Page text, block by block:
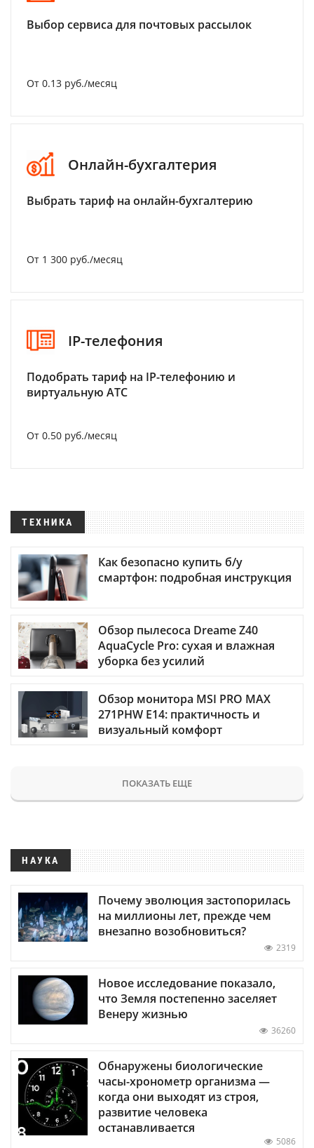
Выбор сервиса для почтовых рассылок
От 0.13 руб./месяц
Онлайн-бухгалтерия
Выбрать тариф на онлайн-бухгалтерию
От 1 300 руб./месяц
IP-телефония
Подобрать тариф на IP-телефонию и
виртуальную АТС
От 0.50 руб./месяц
ТЕХНИКА
Как безопасно купить б/у
смартфон: подробная инструкция
Обзор пылесоса Dreame Z40
AquaCycle Pro: сухая и влажная
уборка без усилий
Обзор монитора MSI PRO MAX
271PHW E14: практичность и
визуальный комфорт
ПОКАЗАТЬ ЕЩЕ
НАУКА
Почему эволюция застопорилась
на миллионы лет, прежде чем
внезапно возобновиться?
2319
Новое исследование показало,
что Земля постепенно заселяет
Венеру жизнью
36260
Обнаружены биологические
часы-хронометр организма —
когда они выходят из строя,
развитие человека
останавливается
5086